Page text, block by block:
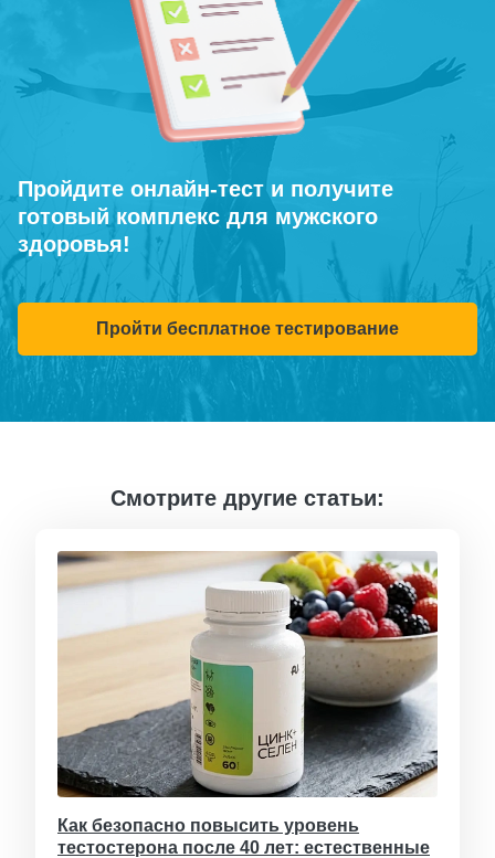
Пройдите онлайн-тест и получите
готовый комплекс для мужского
здоровья!
Пройти бесплатное тестирование
Смотрите другие статьи:
Как безопасно повысить уровень
тестостерона после 40 лет: естественные